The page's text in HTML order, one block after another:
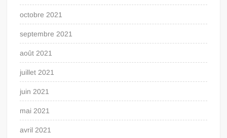
octobre 2021
septembre 2021
août 2021
juillet 2021
juin 2021
mai 2021
avril 2021